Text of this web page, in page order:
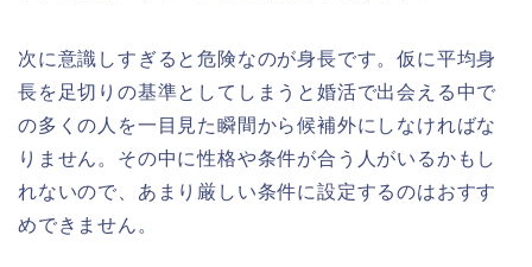
次に意識しすぎると危険なのが身長です。仮に平均身
長を足切りの基準としてしまうと婚活で出会える中で
の多くの人を一目見た瞬間から候補外にしなければな
りません。その中に性格や条件が合う人がいるかもし
れないので、あまり厳しい条件に設定するのはおすす
めできません。